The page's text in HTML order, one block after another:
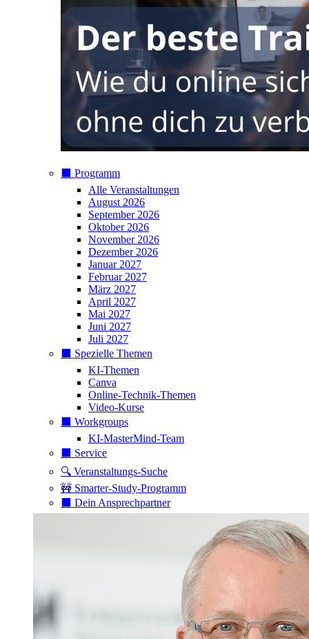
⬛️ Programm
Alle Veranstaltungen
August 2026
September 2026
Oktober 2026
November 2026
Dezember 2026
Januar 2027
Februar 2027
März 2027
April 2027
Mai 2027
Juni 2027
Juli 2027
⬛️ Spezielle Themen
KI-Themen
Canva
Online-Technik-Themen
Video-Kurse
⬛️ Workgroups
KI-MasterMind-Team
⬛️ Service
🔍 Veranstaltungs-Suche
🚧 Smarter-Study-Programm
⬛️ Dein Ansprechpartner